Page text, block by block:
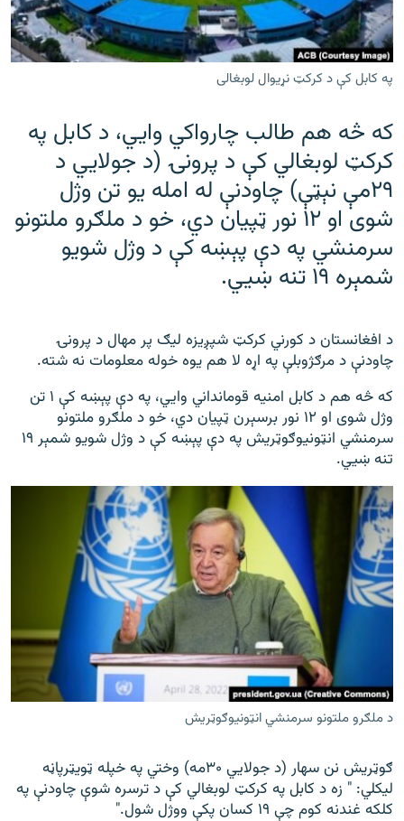
Gandhara
موږ وڅارئ
د ازادې اروپا راډیو ټولې ووبپاڼې
په کابل کې د کرکټ نړیوال لوبغالی
که څه هم طالب چارواکي وايي، د کابل په
کرکټ لوبغالي کې د پرونۍ (د جولايي د
۲۹مې نېټې) چاودنې له امله یو تن وژل
شوی او ۱۲ نور ټپیان دي، خو د ملګرو ملتونو
سرمنشي په دې پېښه کې د وژل شویو
شمېره ۱۹ تنه ښيي.
د افغانستان د کورني کرکټ شپږیزه لیګ پر مهال د پرونۍ
چاودنې د مرګژوبلې په اړه لا هم یوه خوله معلومات نه‌ شته.
که څه هم د کابل امنیه قومانداني وايي، په دې پېښه کې ۱ تن
وژل شوی او ۱۲ نور برسېرن ټپیان دي، خو د ملګرو ملتونو
سرمنشي انټونیوګوټریش په دې پېښه کې د وژل شویو شمېر ۱۹
تنه ښيي.
د ملګرو ملتونو سرمنشي انټونیوګوټریش
ګوټریش نن سهار (د جولايي ۳۰مه) وختي په خپله ټویټرپاڼه
لیکلي: " زه د کابل په کرکټ لوبغالي کې د ترسره شوې چاودنې په
کلکه غندنه کوم چې ۱۹ کسان پکې ووژل شول."